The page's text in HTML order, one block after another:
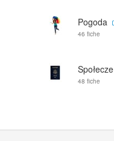
Pogoda
46 fiche
48 fiche